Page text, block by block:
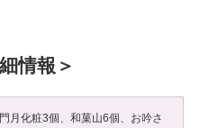
情報
月化粧3個、和菓山6個、お吟さ